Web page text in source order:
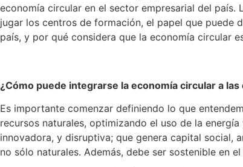
economía circular en el sector empresarial del
jugar los centros de formación, el papel que puede
país, y por qué considera que la economía circular
¿Cómo puede integrarse la economía circular a
Es importante comenzar definiendo lo que
recursos naturales, optimizando el uso de la
innovadora, y disruptiva; que genera capital social,
no sólo naturales. Además, debe ser sostenible en